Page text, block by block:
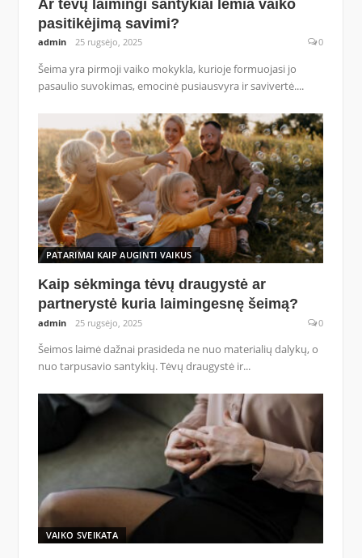
Ar tėvų laimingi santykiai lemia vaiko
pasitikėjimą savimi?
admin 25 rugsėjo, 2025 0
Šeima yra pirmoji vaiko mokykla, kurioje formuojasi jo
pasaulio suvokimas, emocinė pusiausvyra ir savivertė....
PATARIMAI KAIP AUGINTI VAIKUS
Kaip sėkminga tėvų draugystė ar
partnerystė kuria laimingesnę šeimą?
admin 25 rugsėjo, 2025 0
Šeimos laimė dažnai prasideda ne nuo materialių dalykų, o
nuo tarpusavio santykių. Tėvų draugystė ir...
VAIKO SVEIKATA